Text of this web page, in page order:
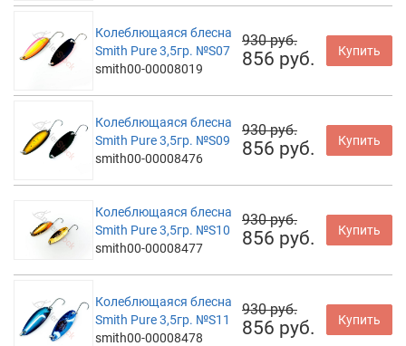
Колеблющаяся блесна
Smith Pure 3,5гр. №S07
smith00-00008019
930 руб.
856 руб. Купить
Колеблющаяся блесна
Smith Pure 3,5гр. №S09
smith00-00008476
930 руб.
856 руб. Купить
Колеблющаяся блесна
Smith Pure 3,5гр. №S10
smith00-00008477
930 руб.
856 руб. Купить
Колеблющаяся блесна
Smith Pure 3,5гр. №S11
smith00-00008478
930 руб.
856 руб. Купить